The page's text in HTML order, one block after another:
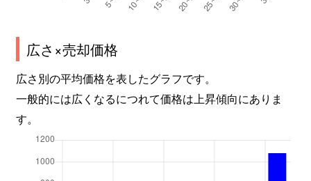
広さ×売却価格
広さ別の平均価格を表したグラフです。
一般的には広くなるにつれて価格は上昇傾向にありま
す。